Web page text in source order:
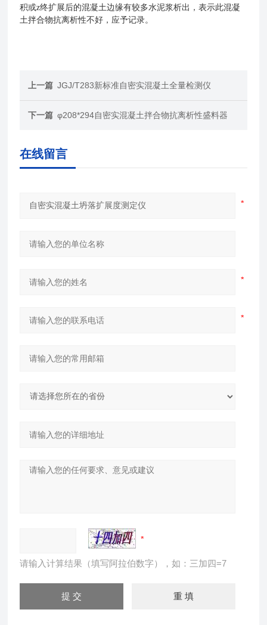
积或z终扩展后的混凝土边缘有较多水泥浆析出，表示此混凝
土拌合物抗离析性不好，应予记录。
上一篇 JGJ/T283新标准自密实混凝土全量检测仪
下一篇 φ208*294自密实混凝土拌合物抗离析性盛料器
在线留言
请输入计算结果（填写阿拉伯数字），如：三加四=7